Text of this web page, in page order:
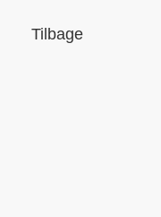
Tilbage